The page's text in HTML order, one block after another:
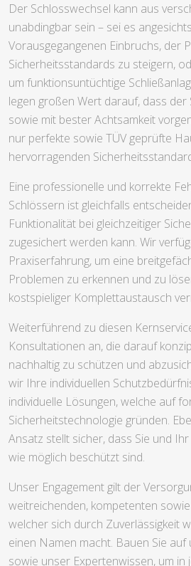
Der Schlosswechsel kann aus
unabdingbar sein – sei es
Vorausgegangenen Einbruchs, der
Sicherheitsstandards zu steigern,
um funktionsuntüchtige
legen großen Wert darauf, dass
sowie mit bester Achtsamkeit
nur perfekte sowie TÜV geprüfte
hervorragenden
Eine professionelle und korrekte
Schlössern ist gleichfalls
Funktionalität bei gleichzeitiger
zugesichert werden kann. Wir
Praxiserfahrung, um eine
Problemen zu erkennen und zu
kostspieliger Komplettaustausch
Weiterführend zu diesen
Konsultationen an, die darauf
nachhaltig zu schützen und
wir Ihre individuellen
individuelle Lösungen, welche auf
Sicherheitstechnologie gründen.
Ansatz stellt sicher, dass Sie und
wie möglich beschützt sind.
Unser Engagement gilt der
weitreichenden, kompetenten
welcher sich durch Zuverlässigkeit
einen Namen macht. Bauen Sie
sowie unser Expertenwissen, um in